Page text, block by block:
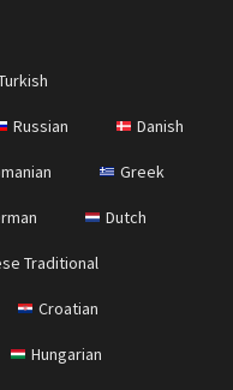
Russian Danish
Greek
Dutch
Traditional
Croatian
Hungarian